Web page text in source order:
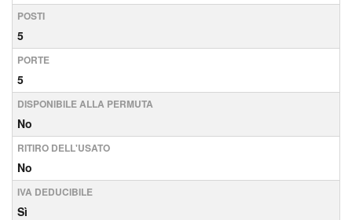
POSTI
5
PORTE
5
DISPONIBILE ALLA PERMUTA
No
RITIRO DELL'USATO
No
IVA DEDUCIBILE
Sì